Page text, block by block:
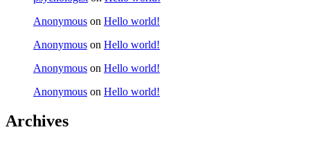
Anonymous on Hello world!
Anonymous on Hello world!
Anonymous on Hello world!
Anonymous on Hello world!
Archives